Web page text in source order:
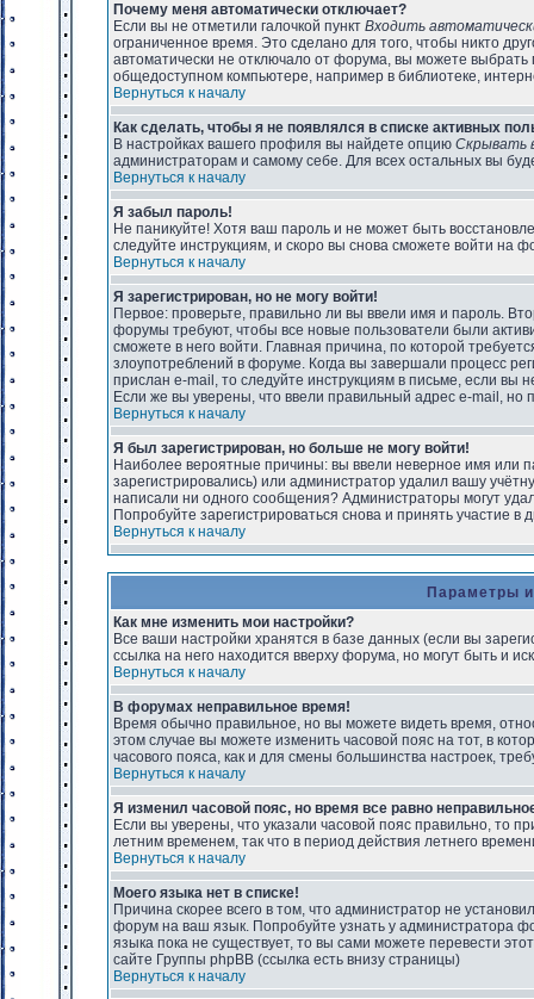
Почему меня автоматически отключает?
Если вы не отметили галочкой пункт Входить
ограниченное время. Это сделано для того, чтобы никто
автоматически не отключало от форума, вы можете выбрать
общедоступном компьютере, например в библиотеке,
Вернуться к началу
Как сделать, чтобы я не появлялся в списке активных
В настройках вашего профиля вы найдете опцию Скрывать
администраторам и самому себе. Для всех остальных вы
Вернуться к началу
Я забыл пароль!
Не паникуйте! Хотя ваш пароль и не может быть
следуйте инструкциям, и скоро вы снова сможете войти на
Вернуться к началу
Я зарегистрирован, но не могу войти!
Первое: проверьте, правильно ли вы ввели имя и пароль.
форумы требуют, чтобы все новые пользователи были
сможете в него войти. Главная причина, по которой
злоупотреблений в форуме. Когда вы завершали процесс
прислан e-mail, то следуйте инструкциям в письме, если вы
Если же вы уверены, что ввели правильный адрес e-mail,
Вернуться к началу
Я был зарегистрирован, но больше не могу войти!
Наиболее вероятные причины: вы ввели неверное имя или
зарегистрировались) или администратор удалил вашу
написали ни одного сообщения? Администраторы могут
Попробуйте зарегистрироваться снова и принять участие в
Вернуться к началу
Параметры
Как мне изменить мои настройки?
Все ваши настройки хранятся в базе данных (если вы
ссылка на него находится вверху форума, но могут быть и
Вернуться к началу
В форумах неправильное время!
Время обычно правильное, но вы можете видеть время,
этом случае вы можете изменить часовой пояс на тот, в
часового пояса, как и для смены большинства настроек,
Вернуться к началу
Я изменил часовой пояс, но время все равно
Если вы уверены, что указали часовой пояс правильно, то
летним временем, так что в период действия летнего
Вернуться к началу
Моего языка нет в списке!
Причина скорее всего в том, что администратор не
форум на ваш язык. Попробуйте узнать у администратора
языка пока не существует, то вы сами можете перевести
сайте Группы phpBB (ссылка есть внизу страницы)
Вернуться к началу